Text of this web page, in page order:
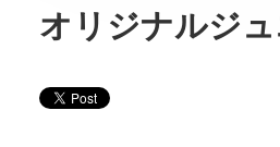
オリジナルジ